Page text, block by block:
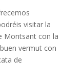
visitar la
Montsant con la
vermut con
de